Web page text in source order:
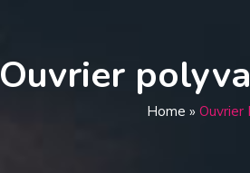
Ouvrier
Home » Ouvrier